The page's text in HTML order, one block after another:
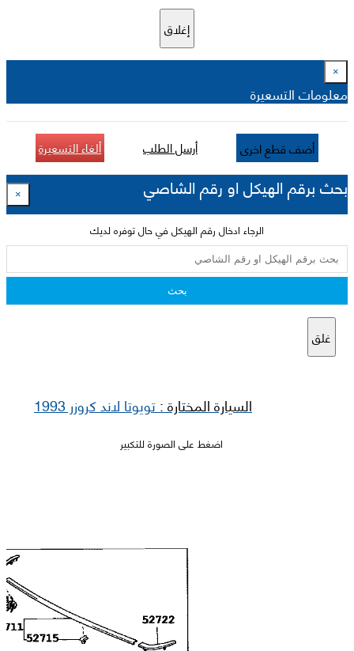
إغلاق
×
معلومات التسعيرة
أضف قطع اخرى أرسل الطلب ألغاء التسعيرة
بحث برقم الهيكل او رقم الشاصي ×
الرجاء ادخال رقم الهيكل في حال توفره لديك
بحث
غلق
السيارة المختارة :تويوتا لاند كروزر 1993
اضغط على الصورة للتكبير